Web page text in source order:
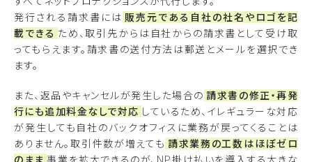
発行される請求書には 販売元である自社の社名やロゴを記
載できる ため、取引先からは自社からの請求書として受け取
ってもらえます。請求書の送付方法は郵送とメールを選択でき
ます。
また、返品やキャンセルが発生した場合の 請求書の修正・再発
行にも追加料金なしで対応 しているため、イレギュラーな対応
が発生しても自社のバックオフィスに業務が戻ってくることは
ありません。取引件数が増えても 請求業務の工数はほぼゼロ